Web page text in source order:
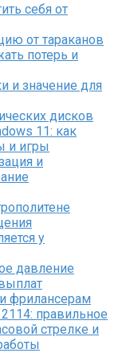
себя от
от тараканов
потерь и
и значение для
дисков
11: как
и игры
и
у
давление
фрилансерам
правильное
стрелке и